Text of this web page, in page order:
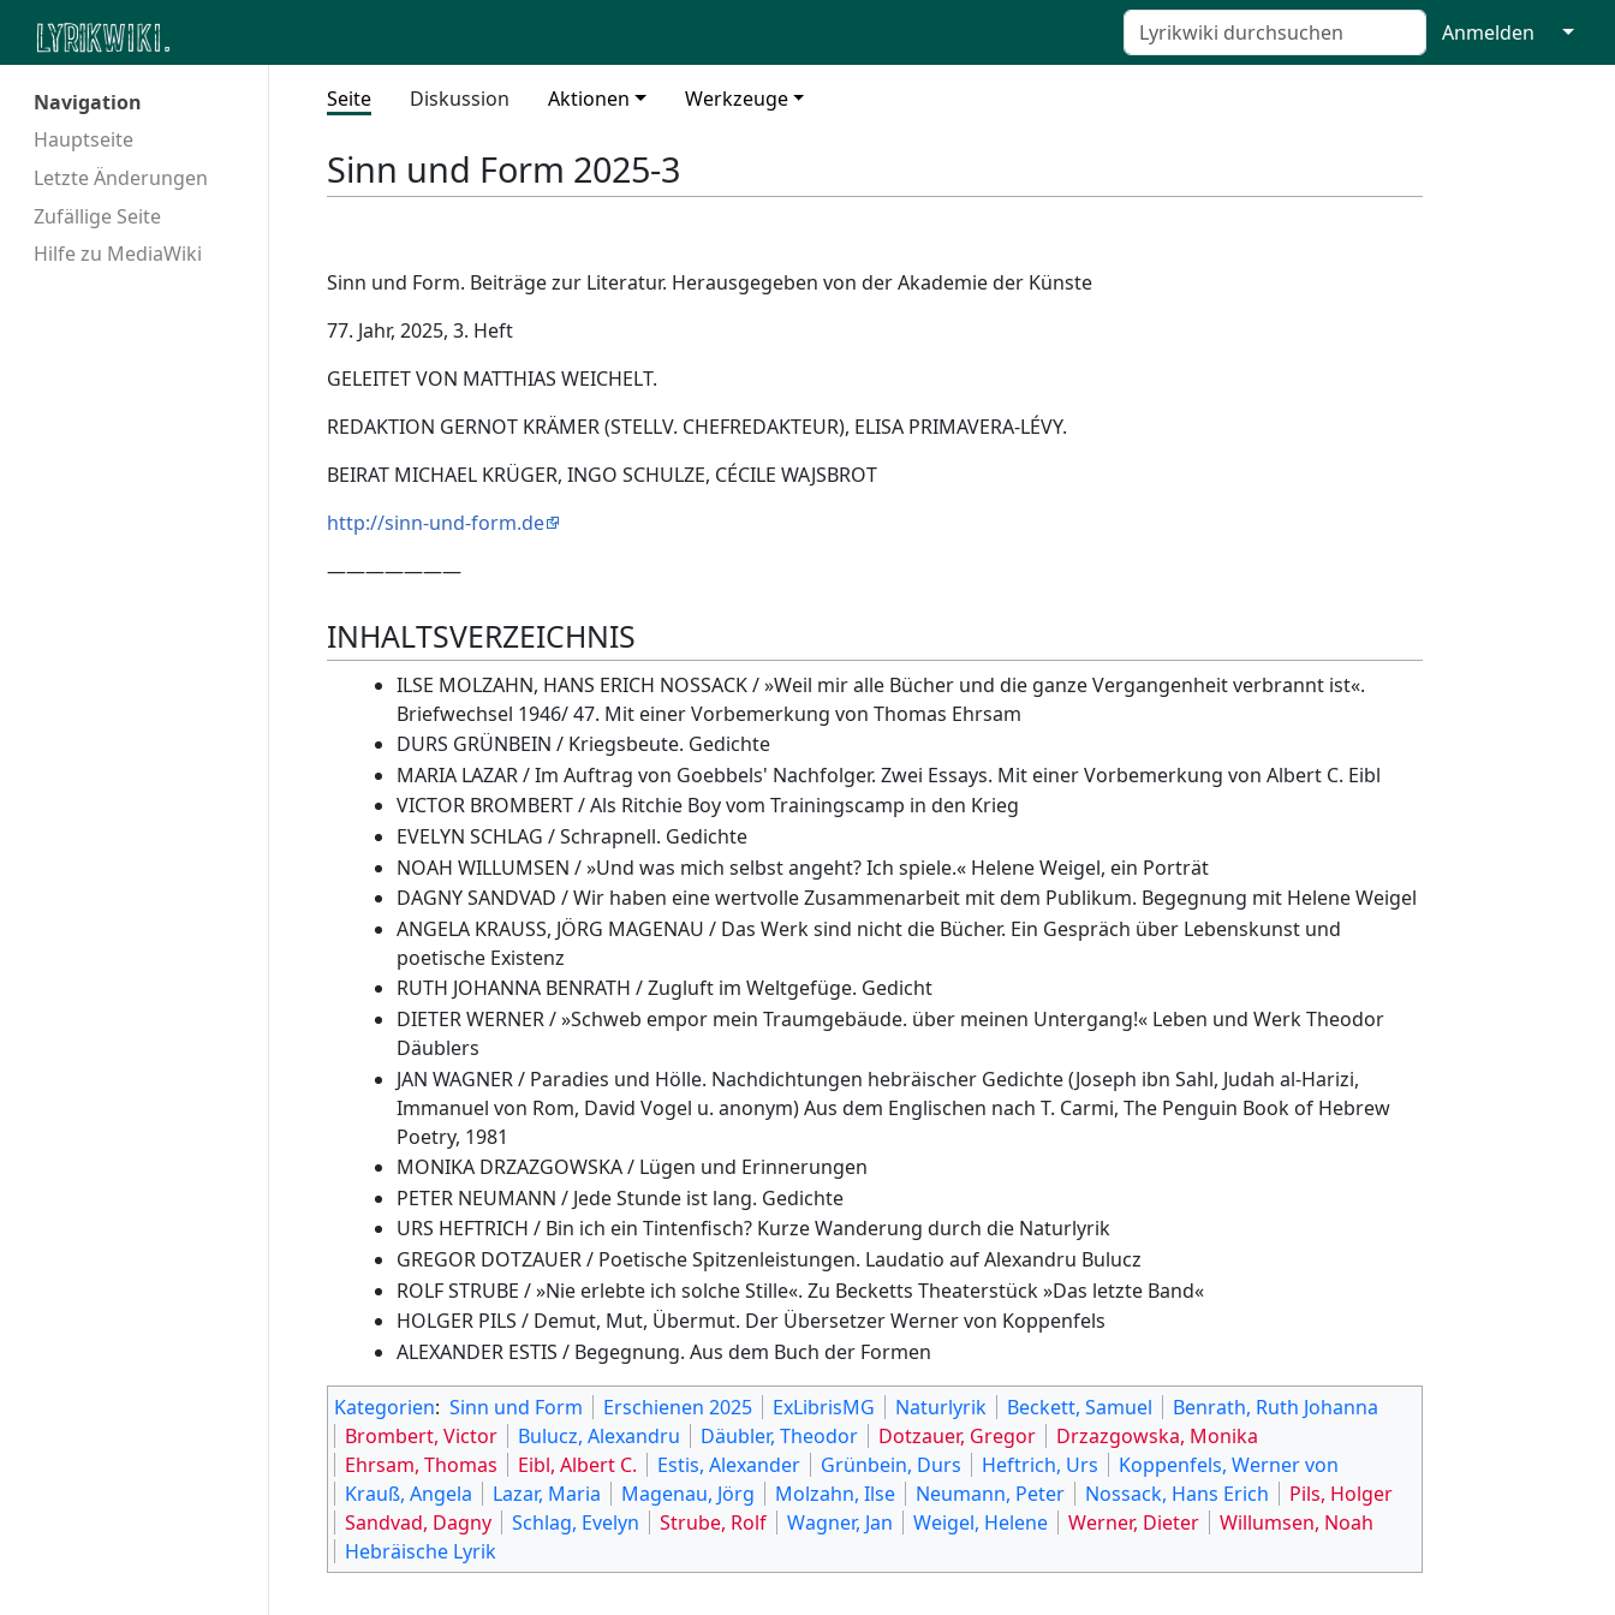
Anmelden ↓
Navigation
Hauptseite
Letzte Änderungen
Zufällige Seite
Hilfe zu MediaWiki
Seite Diskussion Aktionen Werkzeuge
Sinn und Form 2025-3
Sinn und Form. Beiträge zur Literatur. Herausgegeben von der Akademie der Künste
77. Jahr, 2025, 3. Heft
GELEITET VON MATTHIAS WEICHELT.
REDAKTION GERNOT KRÄMER (STELLV. CHEFREDAKTEUR), ELISA PRIMAVERA-LÉVY.
BEIRAT MICHAEL KRÜGER, INGO SCHULZE, CÉCILE WAJSBROT
http://sinn-und-form.de
———————
INHALTSVERZEICHNIS
ILSE MOLZAHN, HANS ERICH NOSSACK / »Weil mir alle Bücher und die ganze Vergangenheit verbrannt ist«.
Briefwechsel 1946/ 47. Mit einer Vorbemerkung von Thomas Ehrsam
DURS GRÜNBEIN / Kriegsbeute. Gedichte
MARIA LAZAR / Im Auftrag von Goebbels' Nachfolger. Zwei Essays. Mit einer Vorbemerkung von Albert C. Eibl
VICTOR BROMBERT / Als Ritchie Boy vom Trainingscamp in den Krieg
EVELYN SCHLAG / Schrapnell. Gedichte
NOAH WILLUMSEN / »Und was mich selbst angeht? Ich spiele.« Helene Weigel, ein Porträt
DAGNY SANDVAD / Wir haben eine wertvolle Zusammenarbeit mit dem Publikum. Begegnung mit Helene Weigel
ANGELA KRAUSS, JÖRG MAGENAU / Das Werk sind nicht die Bücher. Ein Gespräch über Lebenskunst und
poetische Existenz
RUTH JOHANNA BENRATH / Zugluft im Weltgefüge. Gedicht
DIETER WERNER / »Schweb empor mein Traumgebäude. über meinen Untergang!« Leben und Werk Theodor
Däublers
JAN WAGNER / Paradies und Hölle. Nachdichtungen hebräischer Gedichte (Joseph ibn Sahl, Judah al-Harizi,
Immanuel von Rom, David Vogel u. anonym) Aus dem Englischen nach T. Carmi, The Penguin Book of Hebrew
Poetry, 1981
MONIKA DRZAZGOWSKA / Lügen und Erinnerungen
PETER NEUMANN / Jede Stunde ist lang. Gedichte
URS HEFTRICH / Bin ich ein Tintenfisch? Kurze Wanderung durch die Naturlyrik
GREGOR DOTZAUER / Poetische Spitzenleistungen. Laudatio auf Alexandru Bulucz
ROLF STRUBE / »Nie erlebte ich solche Stille«. Zu Becketts Theaterstück »Das letzte Band«
HOLGER PILS / Demut, Mut, Übermut. Der Übersetzer Werner von Koppenfels
ALEXANDER ESTIS / Begegnung. Aus dem Buch der Formen
Kategorien: Sinn und Form Erschienen 2025 ExLibrisMG Naturlyrik Beckett, Samuel
Benrath, Ruth Johanna
Brombert, Victor
Bulucz, Alexandru Däubler, Theodor Dotzauer, Gregor
Drzazgowska, Monika
Ehrsam, Thomas
Eibl, Albert C. Estis, Alexander Grünbein, Durs Heftrich, Urs
Koppenfels, Werner von
Krauß, Angela
Lazar, Maria Magenau, Jörg Molzahn, Ilse Neumann, Peter Nossack, Hans Erich
Pils, Holger
Sandvad, Dagny
Schlag, Evelyn Strube, Rolf Wagner, Jan Weigel, Helene Werner, Dieter
Willumsen, Noah
Hebräische Lyrik